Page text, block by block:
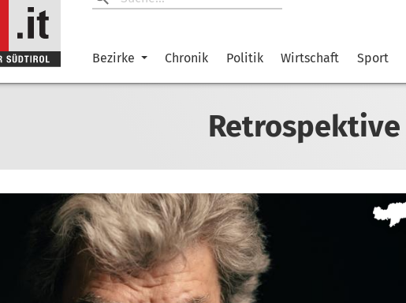
Bezirke Chronik Politik Wirtschaft Sport
Retrospektive